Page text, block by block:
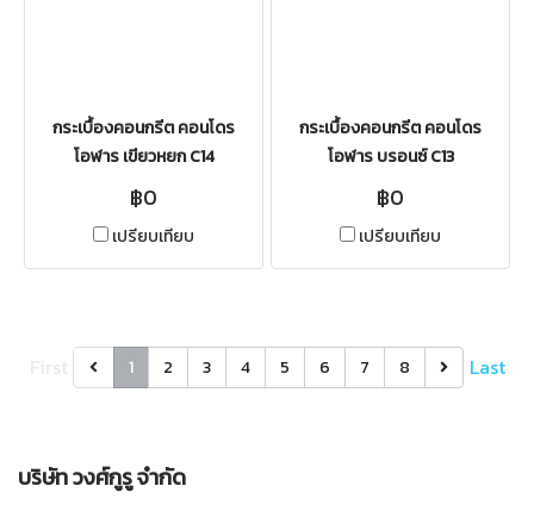
กระเบื้องคอนกรีต คอนโดร
โอฬาร เขียวหยก C14
฿0
เปรียบเทียบ
กระเบื้องคอนกรีต คอนโดร
โอฬาร บรอนซ์ C13
฿0
เปรียบเทียบ
1 2 3 4 5 6 7 8 Last
บริษัท วงศ์กูรู จำกัด